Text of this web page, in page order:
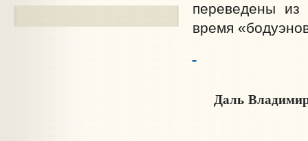
переведены
время
Даль